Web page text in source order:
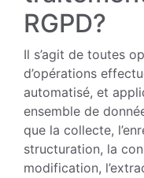
RGPD?
Il s’agit de toutes
d’opérations
automatisé, et
ensemble de
que la collecte,
structu­ration, la
modification,